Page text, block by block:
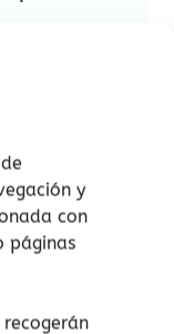
y
con
páginas
de
humor
autor y
poder de la
tal y